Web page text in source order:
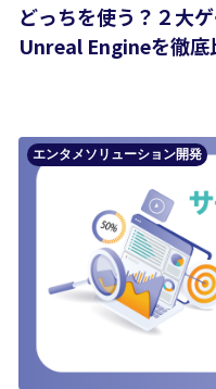
どっちを使う？２大
Unreal Engineを徹底
エンタメソリューション開発